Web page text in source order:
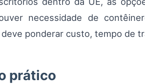
necessidade de
ponderar custo, tempo de
prático